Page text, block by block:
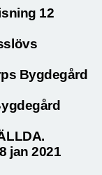
12
Bygdegård
jan 2021